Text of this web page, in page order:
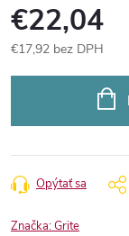
€22,04
€17,92 bez DPH
Opýtať sa
Značka:Grite